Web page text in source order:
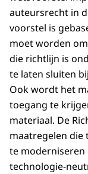
auteursrecht in
voorstel is
moet worden
die richtlijn is
te laten sluiten
Ook wordt het
toegang te
materiaal. De
maatregelen die
te moderniseren
technologie-